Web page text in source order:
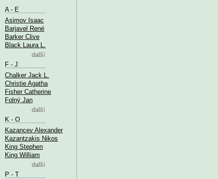
A - E
Asimov Isaac
Barjavel René
Barker Clive
Black Laura L.
další
F - J
Chalker Jack L.
Christie Agatha
Fisher Catherine
Folný Jan
další
K - O
Kazancev Alexander
Kazantzakis Nikos
King Stephen
King William
další
P - T